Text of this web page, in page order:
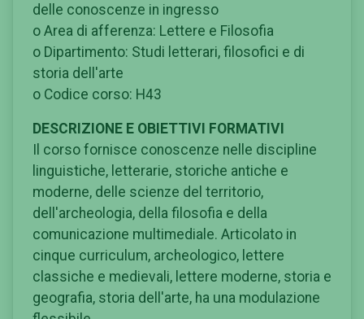
delle conoscenze in ingresso
o Area di afferenza: Lettere e Filosofia
o Dipartimento: Studi letterari, filosofici e di
storia dell'arte
o Codice corso: H43
DESCRIZIONE E OBIETTIVI FORMATIVI
Il corso fornisce conoscenze nelle discipline
linguistiche, letterarie, storiche antiche e
moderne, delle scienze del territorio,
dell'archeologia, della filosofia e della
comunicazione multimediale. Articolato in
cinque curriculum, archeologico, lettere
classiche e medievali, lettere moderne, storia e
geografia, storia dell'arte, ha una modulazione